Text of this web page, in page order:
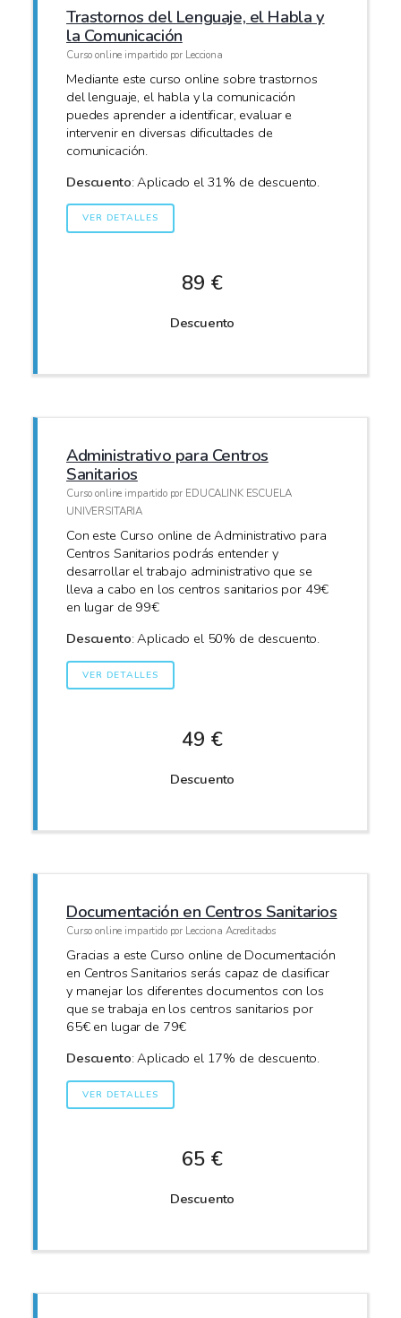
Trastornos del Lenguaje, el Habla y
la Comunicación
Curso online impartido por Lecciona
Mediante este curso online sobre trastornos
del lenguaje, el habla y la comunicación
puedes aprender a identificar, evaluar e
intervenir en diversas dificultades de
comunicación.
Descuento: Aplicado el 31% de descuento.
VER DETALLES
89 €
Descuento
Administrativo para Centros
Sanitarios
Curso online impartido por EDUCALINK ESCUELA
UNIVERSITARIA
Con este Curso online de Administrativo para
Centros Sanitarios podrás entender y
desarrollar el trabajo administrativo que se
lleva a cabo en los centros sanitarios por 49€
en lugar de 99€
Descuento: Aplicado el 50% de descuento.
VER DETALLES
49 €
Descuento
Documentación en Centros Sanitarios
Curso online impartido por Lecciona Acreditados
Gracias a este Curso online de Documentación
en Centros Sanitarios serás capaz de clasificar
y manejar los diferentes documentos con los
que se trabaja en los centros sanitarios por
65€ en lugar de 79€
Descuento: Aplicado el 17% de descuento.
VER DETALLES
65 €
Descuento